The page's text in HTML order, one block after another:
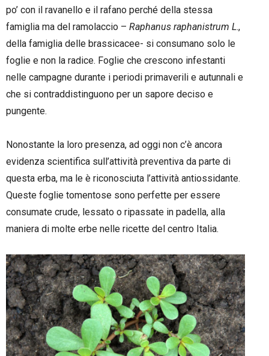
po’ con il ravanello e il rafano perché della stessa
famiglia ma del ramolaccio – Raphanus raphanistrum L.,
della famiglia delle brassicacee- si consumano solo le
foglie e non la radice. Foglie che crescono infestanti
nelle campagne durante i periodi primaverili e autunnali e
che si contraddistinguono per un sapore deciso e
pungente.
Nonostante la loro presenza, ad oggi non c’è ancora
evidenza scientifica sull’attività preventiva da parte di
questa erba, ma le è riconosciuta l’attività antiossidante.
Queste foglie tomentose sono perfette per essere
consumate crude, lessato o ripassate in padella, alla
maniera di molte erbe nelle ricette del centro Italia.